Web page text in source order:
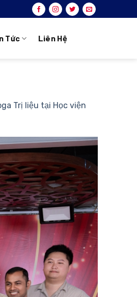
Tức Liên Hệ
Trị liệu tại Học viện